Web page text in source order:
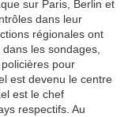
sur Paris, Berlin et
dans leur
régionales ont
les sondages,
pour
est devenu le centre
est le chef
respectifs. Au